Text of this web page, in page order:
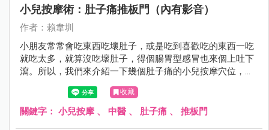
小兒按摩術：肚子痛推板門（內有影音）
作者：賴韋圳
小朋友常常會吃東西吃壞肚子，或是吃到喜歡吃的東西一吃
就吃太多，就算沒吃壞肚子，得個腸胃型感冒也來個上吐下
瀉。所以，我們來介紹一下幾個肚子痛的小兒按摩穴位，首
先必學的穴位就是「推板門」～
收藏
關鍵字： 小兒按摩 、 中醫 、 肚子痛 、 推板門